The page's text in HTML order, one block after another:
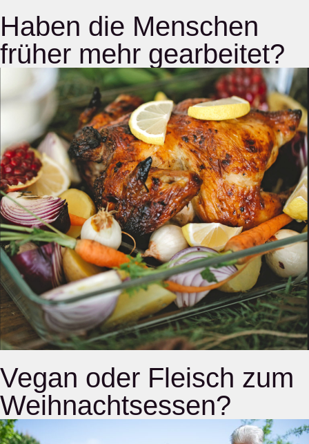
Haben die Menschen
früher mehr gearbeitet?
Vegan oder Fleisch zum
Weihnachtsessen?